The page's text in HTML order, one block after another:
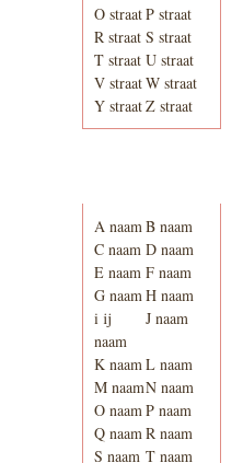
O straatP straat
R straat S straat
T straat U straat
V straatW straat
Y straatZ straat
A naamB naam
C naam D naam
E naam F naam
G naamH naam
i ij
naam
J naam
K naamL naam
M naamN naam
O naamP naam
Q naamR naam
S naam T naam